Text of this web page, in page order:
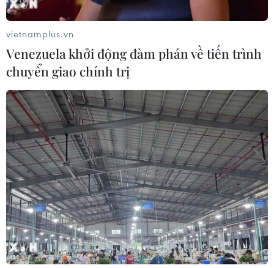
vietnamplus.vn
Venezuela khởi động đàm phán về tiến trình
chuyển giao chính trị